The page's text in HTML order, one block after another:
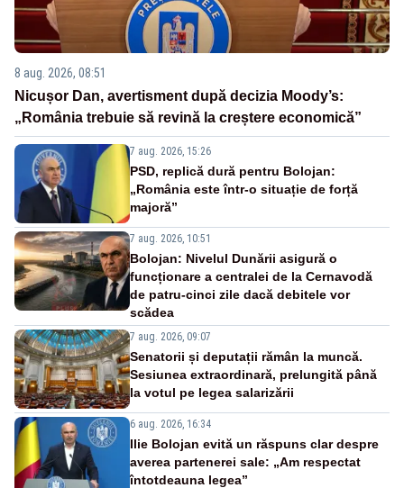
8 aug. 2026, 08:51
Nicușor Dan, avertisment după decizia Moody’s:
„România trebuie să revină la creștere economică”
7 aug. 2026, 15:26
PSD, replică dură pentru Bolojan:
„România este într-o situație de forță
majoră”
7 aug. 2026, 10:51
Bolojan: Nivelul Dunării asigură o
funcționare a centralei de la Cernavodă
de patru-cinci zile dacă debitele vor
scădea
7 aug. 2026, 09:07
Senatorii și deputații rămân la muncă.
Sesiunea extraordinară, prelungită până
la votul pe legea salarizării
6 aug. 2026, 16:34
Ilie Bolojan evită un răspuns clar despre
averea partenerei sale: „Am respectat
întotdeauna legea”